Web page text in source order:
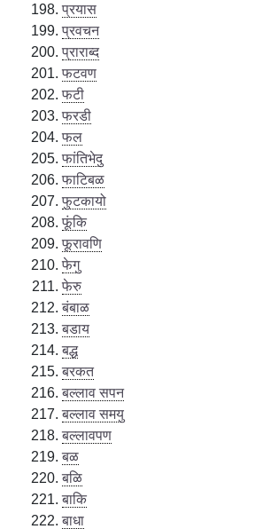
प्रयास
प्रवचन
प्राराब्द
फटवण
फटी
फरडी
फल
फांतिभेदु
फाटिबळ
फुटकायो
फूंकि
फूरावणि
फेगु
फेरु
बंबाळ
बडाय
बद्ध
बरकत
बल्लाव सपन
बल्लाव समयु
बल्लावपण
बळ
बळि
बाकि
बाधा